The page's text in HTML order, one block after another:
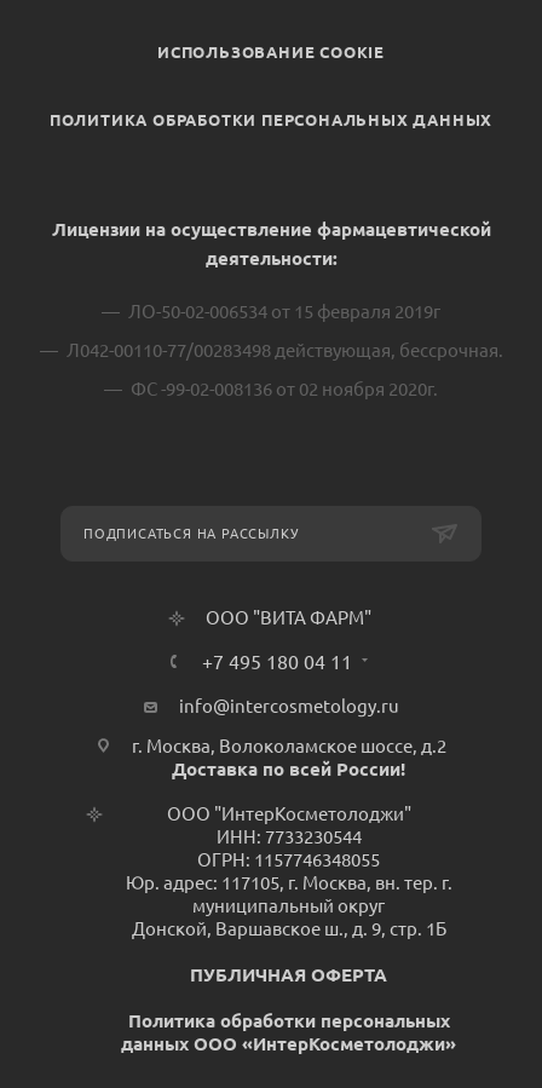
ИСПОЛЬЗОВАНИЕ COOKIE
ПОЛИТИКА ОБРАБОТКИ ПЕРСОНАЛЬНЫХ ДАННЫХ
Лицензии на осуществление фармацевтической
деятельности:
ЛО-50-02-006534 от 15 февраля 2019г
Л042-00110-77/00283498 действующая, бессрочная.
ФС -99-02-008136 от 02 ноября 2020г.
ПОДПИСАТЬСЯ НА РАССЫЛКУ
ООО "ВИТА ФАРМ"
+7 495 180 04 11
info@intercosmetology.ru
г. Москва, Волоколамское шоссе, д.2
Доставка по всей России!
ООО "ИнтерКосметолоджи"
ИНН: 7733230544
ОГРН: 1157746348055
Юр. адрес: 117105, г. Москва, вн. тер. г.
муниципальный округ
Донской, Варшавское ш., д. 9, стр. 1Б
ПУБЛИЧНАЯ ОФЕРТА
Политика обработки персональных
данных ООО «ИнтерКосметолоджи»